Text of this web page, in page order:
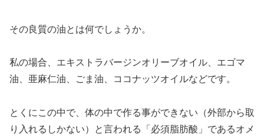
その良質の油とは何でしょうか。
私の場合、エキストラバージンオリーブオイル、エゴマ
油、亜麻仁油、ごま油、ココナッツオイルなどです。
とくにこの中で、体の中で作る事ができない（外部から取
り入れるしかない）と言われる「必須脂肪酸」であるオメ